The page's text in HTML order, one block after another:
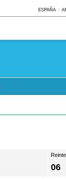
ESPAÑA
06